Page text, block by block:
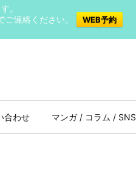
。
連絡ください。
WEB予約
合わせ マンガ / コラム / SNS